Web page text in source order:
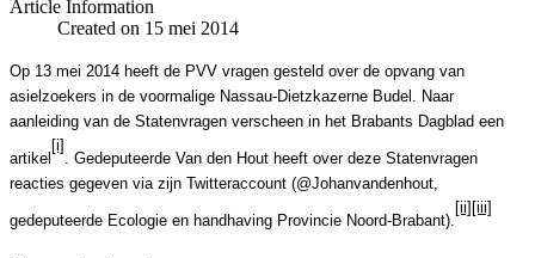
Article Information
Created on 15 mei 2014
Op 13 mei 2014 heeft de PVV vragen gesteld over de opvang van
asielzoekers in de voormalige Nassau-Dietzkazerne Budel. Naar
aanleiding van de Statenvragen verscheen in het Brabants Dagblad een
artikel
[i]
. Gedeputeerde Van den Hout heeft over deze Statenvragen
reacties gegeven via zijn Twitteraccount (@Johanvandenhout,
gedeputeerde Ecologie en handhaving Provincie Noord-Brabant).
[ii][iii]